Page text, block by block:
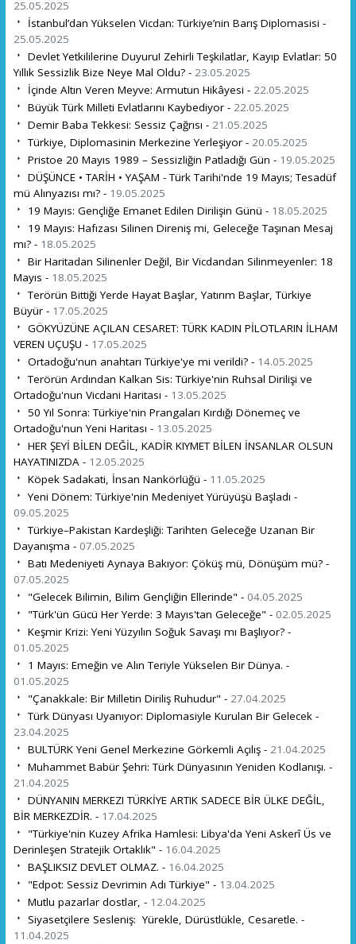
25.05.2025
İstanbul’dan Yükselen Vicdan: Türkiye’nin Barış Diplomasisi -
25.05.2025
Devlet Yetkililerine Duyuru! Zehirli Teşkilatlar, Kayıp Evlatlar: 50
Yıllık Sessizlik Bize Neye Mal Oldu? - 23.05.2025
İçinde Altın Veren Meyve: Armutun Hikâyesi - 22.05.2025
Büyük Türk Milleti Evlatlarını Kaybediyor - 22.05.2025
Demir Baba Tekkesi: Sessiz Çağrısı - 21.05.2025
Türkiye, Diplomasinin Merkezine Yerleşiyor - 20.05.2025
Pristoe 20 Mayıs 1989 – Sessizliğin Patladığı Gün - 19.05.2025
DÜŞÜNCE • TARİH • YAŞAM - Türk Tarihi'nde 19 Mayıs; Tesadüf
mü Alınyazısı mı? - 19.05.2025
19 Mayıs: Gençliğe Emanet Edilen Dirilişin Günü - 18.05.2025
19 Mayıs: Hafızası Silinen Direniş mi, Geleceğe Taşınan Mesaj
mı? - 18.05.2025
Bir Haritadan Silinenler Değil, Bir Vicdandan Silinmeyenler: 18
Mayıs - 18.05.2025
Terörün Bittiği Yerde Hayat Başlar, Yatırım Başlar, Türkiye
Büyür - 17.05.2025
GÖKYÜZÜNE AÇILAN CESARET: TÜRK KADIN PİLOTLARIN İLHAM
VEREN UÇUŞU - 17.05.2025
Ortadoğu'nun anahtarı Türkiye'ye mi verildi? - 14.05.2025
Terörün Ardından Kalkan Sis: Türkiye'nin Ruhsal Dirilişi ve
Ortadoğu'nun Vicdani Haritası - 13.05.2025
50 Yıl Sonra: Türkiye'nin Prangaları Kırdığı Dönemeç ve
Ortadoğu'nun Yeni Haritası - 13.05.2025
HER ŞEYİ BİLEN DEĞİL, KADİR KIYMET BİLEN İNSANLAR OLSUN
HAYATINIZDA - 12.05.2025
Köpek Sadakati, İnsan Nankörlüğü - 11.05.2025
Yeni Dönem: Türkiye'nin Medeniyet Yürüyüşü Başladı -
09.05.2025
Türkiye–Pakistan Kardeşliği: Tarihten Geleceğe Uzanan Bir
Dayanışma - 07.05.2025
Batı Medeniyeti Aynaya Bakıyor: Çöküş mü, Dönüşüm mü? -
07.05.2025
"Gelecek Bilimin, Bilim Gençliğin Ellerinde" - 04.05.2025
"Türk'ün Gücü Her Yerde: 3 Mayıs'tan Geleceğe" - 02.05.2025
Keşmir Krizi: Yeni Yüzyılın Soğuk Savaşı mı Başlıyor? -
01.05.2025
1 Mayıs: Emeğin ve Alın Teriyle Yükselen Bir Dünya. -
01.05.2025
"Çanakkale: Bir Milletin Diriliş Ruhudur" - 27.04.2025
Türk Dünyası Uyanıyor: Diplomasiyle Kurulan Bir Gelecek -
23.04.2025
BULTÜRK Yeni Genel Merkezine Görkemli Açılış - 21.04.2025
Muhammet Babür Şehri: Türk Dünyasının Yeniden Kodlanışı. -
21.04.2025
DÜNYANIN MERKEZI TÜRKİYE ARTIK SADECE BİR ÜLKE DEĞİL,
BİR MERKEZDİR. - 17.04.2025
"Türkiye'nin Kuzey Afrika Hamlesi: Libya'da Yeni Askerî Üs ve
Derinleşen Stratejik Ortaklık" - 16.04.2025
BAŞLIKSIZ DEVLET OLMAZ. - 16.04.2025
"Edpot: Sessiz Devrimin Adı Türkiye" - 13.04.2025
Mutlu pazarlar dostlar, - 12.04.2025
Siyasetçilere Sesleniş: Yürekle, Dürüstlükle, Cesaretle. -
11.04.2025